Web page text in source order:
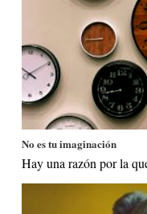
No es tu imaginación
Hay una razón por la